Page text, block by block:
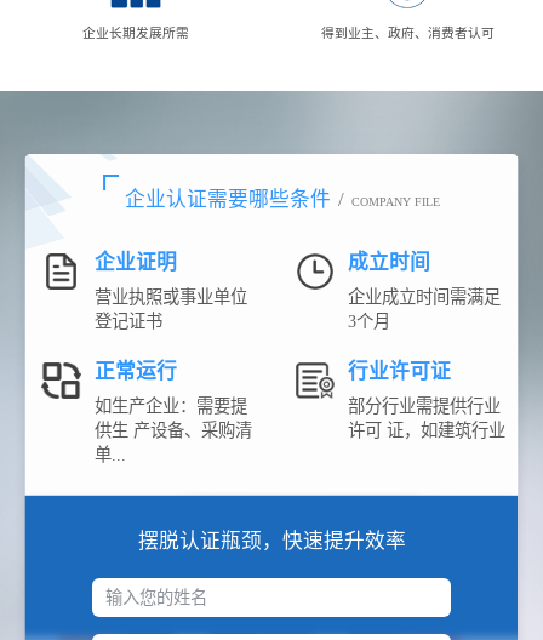
企业长期发展所需 得到业主、政府、消费者认可
企业认证需要哪些条件 / COMPANY FILE
企业证明
营业执照或事业单位
登记证书
成立时间
企业成立时间需满足
3个月
正常运行
如生产企业：需要提
供生 产设备、采购清
单...
行业许可证
部分行业需提供行业
许可 证，如建筑行业
摆脱认证瓶颈，快速提升效率
输入您的姓名